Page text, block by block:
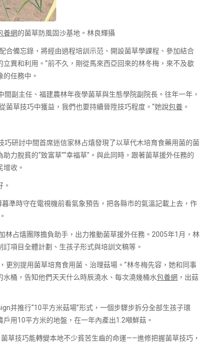
養網的菌草防風固沙基地。林良輝攝
合備忘錄，將經由過程培訓示范、開設菌草學課程、參加結合
異和利用。”前不久，剛從馬來西亞回來的林冬梅，來不及歇
任務中。
副主任、福建農林年夜學菌草與生態學院副院長。往年一年，
菌草技巧中獲益，我們也要持續晉陞技巧程度。”她說包養 。
巧研討中間首席迷信家林占熺發現了以草代木培育食藥用菌的菌
力脫貧的“致富草”“幸福草”。與此同時，跟著菌草援外任務的
收。
暮準時守在電視機前看氣象預告，把各縣市的氣溫記載上去，作
林占熺團隊擔負助手，出力推動菌草援外任務。2005年1月，林
項目全體計劃、生孩子形式與培訓文稿等。
更別提用菌草培育食用菌、治理菇場。”林冬梅先容，她和同事
桶，告知他們天天什么時辰澆水、每次澆幾桶水包養網 ，出菇
并推行“10平方米菇場”形式，一個步驟步拆分全部生孩子環
用10平方米的地盤，在一年內產出1.2噸鮮菇。
草技巧能轉變本地不少貧苦生齒的命運——進修把握菌草技巧，